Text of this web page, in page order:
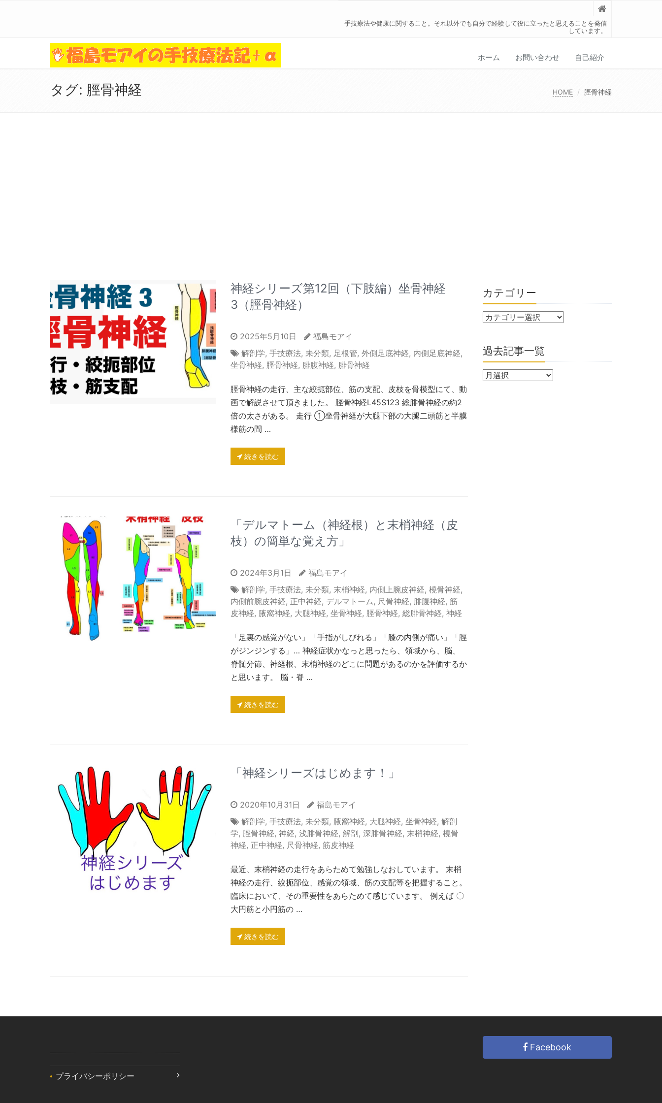
手技療法や健康に関すること。それ以外でも自分で経験して役に立ったと思えることを発信
しています。
ホーム お問い合わせ 自己紹介
タグ: 脛骨神経 HOME 脛骨神経
神経シリーズ第12回（下肢編）坐骨神経
3（脛骨神経）
2025年5月10日
福島モアイ
解剖学, 手技療法, 未分類, 足根管, 外側足底神経, 内側足底神経,
坐骨神経, 脛骨神経, 腓腹神経, 腓骨神経
脛骨神経の走行、主な絞扼部位、筋の支配、皮枝を骨模型にて、動
画で解説させて頂きました。 脛骨神経L45S123 総腓骨神経の約2
倍の太さがある。 走行 ①坐骨神経が大腿下部の大腿二頭筋と半膜
様筋の間 …
続きを読む
「デルマトーム（神経根）と末梢神経（皮
枝）の簡単な覚え方」
2024年3月1日
福島モアイ
解剖学, 手技療法, 未分類, 末梢神経, 内側上腕皮神経, 橈骨神経,
内側前腕皮神経, 正中神経, デルマトーム, 尺骨神経, 腓腹神経, 筋
皮神経, 腋窩神経, 大腿神経, 坐骨神経, 脛骨神経, 総腓骨神経, 神経
「足裏の感覚がない」「手指がしびれる」「膝の内側が痛い」「脛
がジンジンする」… 神経症状かなっと思ったら、領域から、脳、
脊髄分節、神経根、末梢神経のどこに問題があるのかを評価するか
と思います。 脳・脊 …
続きを読む
「神経シリーズはじめます！」
2020年10月31日
福島モアイ
解剖学, 手技療法, 未分類, 腋窩神経, 大腿神経, 坐骨神経, 解剖
学, 脛骨神経, 神経, 浅腓骨神経, 解剖, 深腓骨神経, 末梢神経, 橈骨
神経, 正中神経, 尺骨神経, 筋皮神経
最近、末梢神経の走行をあらためて勉強しなおしています。 末梢
神経の走行、絞扼部位、感覚の領域、筋の支配等を把握すること。
臨床において、その重要性をあらためて感じています。 例えば 〇
大円筋と小円筋の …
続きを読む
カテゴリー
過去記事一覧
プライバシーポリシー
Facebook